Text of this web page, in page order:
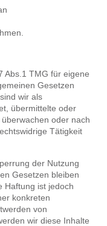
Abs.1 TMG für eigene
Gesetzen
wir als
übermittelte oder
oder nach
Tätigkeit
der Nutzung
Gesetzen bleiben
Haftung ist jedoch
konkreten
von
wir diese Inhalte